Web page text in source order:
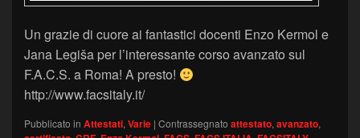
Un grazie di cuore ai fantastici docenti Enzo Kermol e
Jana Legiša per l’interessante corso avanzato sul
F.A.C.S. a Roma! A presto!
http://www.facsitaly.it/
Pubblicato in Attestati, Varie | Contrassegnato attestato, avanzato,